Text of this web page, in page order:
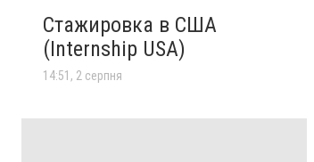
Стажировка в США
(Internship USA)
14:51, 2 серпня